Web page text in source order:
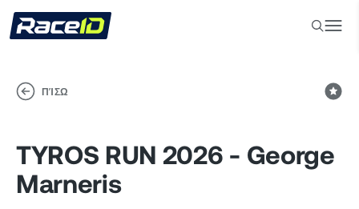
ΠΊΣΩ
TYROS RUN 2026 - George
Marneris